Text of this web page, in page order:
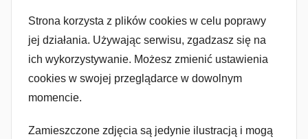
Strona korzysta z plików cookies w celu poprawy
jej działania. Używając serwisu, zgadzasz się na
ich wykorzystywanie. Możesz zmienić ustawienia
cookies w swojej przeglądarce w dowolnym
momencie.
Zamieszczone zdjęcia są jedynie ilustracją i mogą